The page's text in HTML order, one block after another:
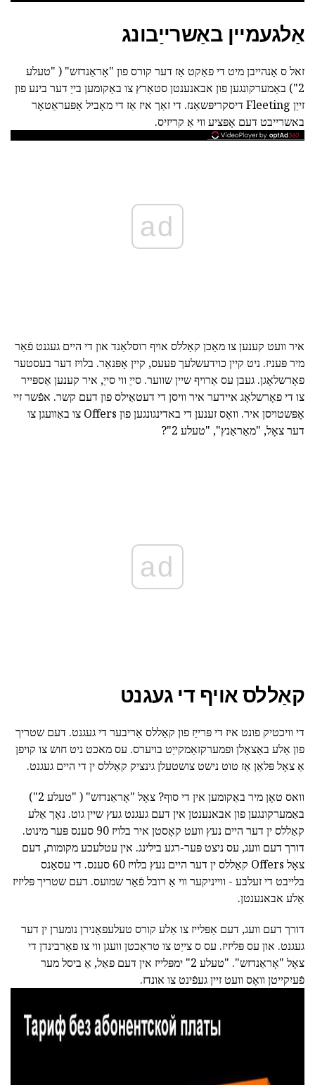
אַלגעמיין באַשרייַבונג
זאל ס אָנהייבן מיט די פאַקט אַז דער קורס פון "אָראַנדזש" ( "טעלע
2") באַמערקונגען פון אבאנענטן סטאַרץ צו באַקומען בייַ דער בינע פון
זייַן Fleeting דיסקריפּשאַנז. די זאַך איז אַז די מאָביל אָפּעראַטאָר
באשרייבט דעם אָפּציע ווי אַ קריזיס.
ad
איר וועט קענען צו מאַכן קאַללס אויף רוסלאַנד און די היים געגנט פֿאַר
מיר פּעניז. ניט קיין כוידעשלעך פעעס, קיין אָפּנאַר. בלויז דער בעסטער
פאָרשלאָגן. געבן עס אַרויף שיין שווער. סייַ ווי סייַ, איר קענען אַספּייר
צו די פאָרשלאָג איידער איר וויסן די דעטאַילס פון דעם קשר. אפֿשר זיי
אָפּשטויסן איר. וואָס זענען די באדינגונגען פון Offers צו באַוועגן צו
דער צאָל, "מאַראַנץ", "טעלע 2"?
ad
קאַללס אויף די געגנט
די וויכטיק פונט איז די פּרייַז פון קאַללס אַריבער די געגנט. דעם שטריך
פון אַלע באַצאָלן ופמערקזאַמקייַט בויערס. עס מאכט ניט חוש צו קויפן
אַ צאָל פּלאַן אַז טוט נישט צושטעלן גינציק קאַללס ין די היים געגנט.
וואס טאָן מיר באַקומען אין די סוף? צאָל "אָראַנדזש" ( "טעלע 2")
באַמערקונגען פון אבאנענטן אין דעם געגנט געץ שיין גוט. נאָך אַלע
קאַללס ין דער היים נעץ וועט קאָסטן איר בלויז 90 סענס פּער מינוט.
דורך דעם וועג, עס ניצט פּער-רגע בילינג. אין עטלעכע מקומות, דעם
צאָל Offers קאַללס ין דער היים נעץ בלויז 60 סענס. די עסאַנס
בלייבט די זעלבע - ווייניקער ווי אַ רובל פֿאַר שמועס. דעם שטריך פּליזיז
אַלע אבאנענטן.
דורך דעם וועג, דעם אַפּלייז צו אַלע קורס טעלעפאָנירן נומערן ין דער
געגנט. און עס פּליזיז. עס ס צייַט צו טראַכטן וועגן ווי צו פאַרבינדן די
צאָל "אָראַנדזש". "טעלע 2" ימפּלייז אין דעם פאַל, אַ ביסל מער
פֿעיִקייטן וואָס וועט זיין געפֿינט צו אונדז.